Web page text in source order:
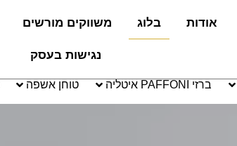
אודות בלוג משווקים מורשים
נגישות בעסק
ברזי PAFFONI איטליה טוחן אשפה